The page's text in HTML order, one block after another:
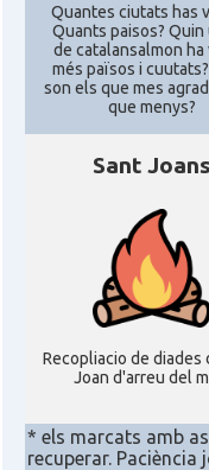
Casal
Casal
Casal
Acció
Acció
Acció
Acció
Quantes ciutats has
Quants paisos? Quin
de catalansalmon ha
més països i
son els que mes
que menys?
Sant Joans
Recopliacio de diades
Joan d'arreu del
* els marcats amb
recuperar. Paciència